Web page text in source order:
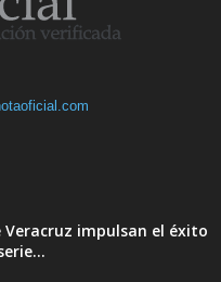
Veracruz impulsan el éxito